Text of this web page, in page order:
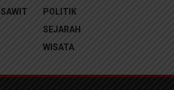
POLITIK
SEJARAH
WISATA